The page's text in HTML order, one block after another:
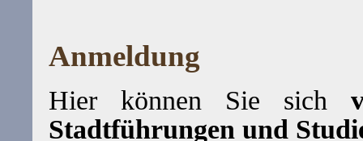
Anmeldung
Hier können Sie sich
Stadtführungen und